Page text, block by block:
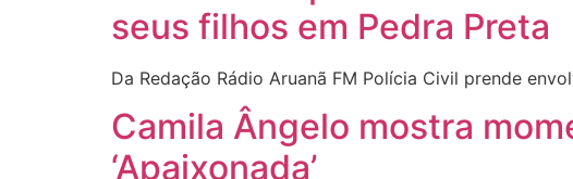
seus filhos em Pedra Preta
Da Redação Rádio Aruanã FM Polícia Civil prende
Camila Ângelo mostra
‘Apaixonada’